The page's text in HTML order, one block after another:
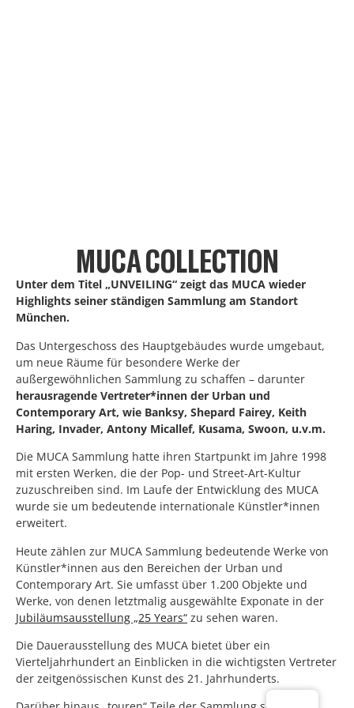
MUCA COLLECTION
Unter dem Titel „UNVEILING“ zeigt das MUCA wieder
Highlights seiner ständigen Sammlung am Standort
München.
Das Untergeschoss des Hauptgebäudes wurde umgebaut,
um neue Räume für besondere Werke der
außergewöhnlichen Sammlung zu schaffen – darunter
herausragende Vertreter*innen der Urban und
Contemporary Art, wie Banksy, Shepard Fairey, Keith
Haring, Invader, Antony Micallef, Kusama, Swoon, u.v.m.
Die MUCA Sammlung hatte ihren Startpunkt im Jahre 1998
mit ersten Werken, die der Pop- und Street-Art-Kultur
zuzuschreiben sind. Im Laufe der Entwicklung des MUCA
wurde sie um bedeutende internationale Künstler*innen
erweitert.
Heute zählen zur MUCA Sammlung bedeutende Werke von
Künstler*innen aus den Bereichen der Urban und
Contemporary Art. Sie umfasst über 1.200 Objekte und
Werke, von denen letztmalig ausgewählte Exponate in der
Jubiläumsausstellung „25 Years“ zu sehen waren.
Die Dauerausstellung des MUCA bietet über ein
Vierteljahrhundert an Einblicken in die wichtigsten Vertreter
der zeitgenössischen Kunst des 21. Jahrhunderts.